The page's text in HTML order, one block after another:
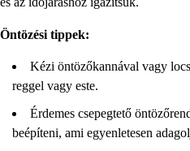
Öntözési tippek:
Kézi öntözőkannával vagy
reggel vagy este.
Érdemes csepegtető
beépíteni, ami egyenletesen